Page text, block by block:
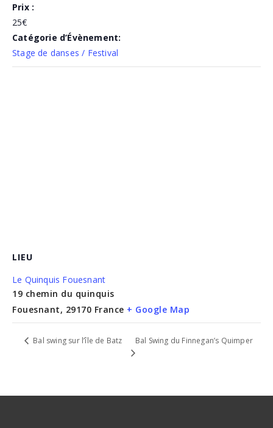
Prix :
25€
Catégorie d’Évènement:
Stage de danses / Festival
LIEU
Le Quinquis Fouesnant
19 chemin du quinquis
Fouesnant, 29170 France + Google Map
Bal swing sur l’île de Batz Bal Swing du Finnegan’s Quimper